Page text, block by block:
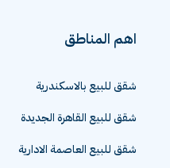
اهم المناطق
شقق للبيع بالاسكندرية
شقق للبيع القاهرة الجديدة
شقق للبيع العاصمة الادارية